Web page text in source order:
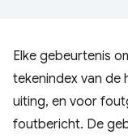
Elke gebeurtenis
tekenindex van de
uiting, en voor
foutbericht. De